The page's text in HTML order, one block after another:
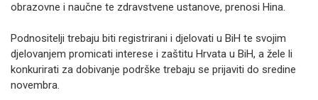
obrazovne i naučne te zdravstvene ustanove, prenosi Hina.
Podnositelji trebaju biti registrirani i djelovati u BiH te svojim
djelovanjem promicati interese i zaštitu Hrvata u BiH, a žele li
konkurirati za dobivanje podrške trebaju se prijaviti do sredine
novembra.